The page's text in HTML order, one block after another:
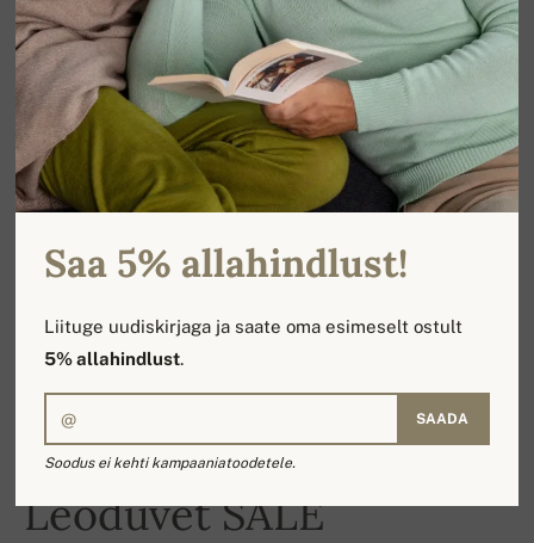
-16%
Leoduvet SALE
Saa 5% allahindlust!
Liituge uudiskirjaga ja saate oma esimeselt ostult
5% allahindlust.
SAADA
Soodus ei kehti kampaaniatoodetele.